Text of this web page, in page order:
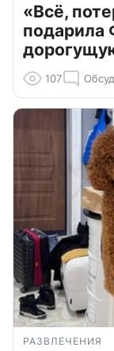
«Всё,
подарила
107
РАЗВЛЕЧЕНИЯ